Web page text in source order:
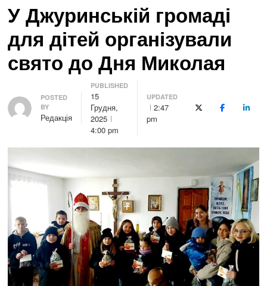
У Джуринській громаді
для дітей організували
свято до Дня Миколая
Author
POSTED
BY
Редакція
PUBLISHED
15
Грудня,
2025
4:00 pm
UPDATED
2:47
pm
X (Twitter)Facebook